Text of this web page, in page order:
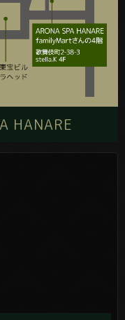
HANARE